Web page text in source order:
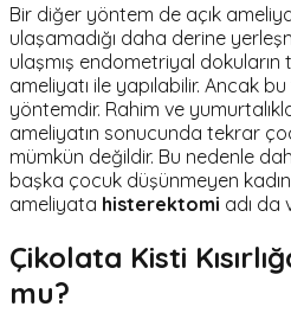
Bir diğer yöntem de açık
ulaşamadığı daha derine
ulaşmış endometriyal dokuların
ameliyatı ile yapılabilir. Ancak
yöntemdir. Rahim ve
ameliyatın sonucunda tekrar
mümkün değildir. Bu nedenle
başka çocuk düşünmeyen
ameliyata histerektomi adı da
Çikolata Kisti
mu?